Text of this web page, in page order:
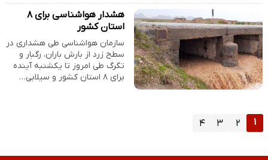
هشدار هواشناسی برای ۸
استان کشور
سازمان هواشناسی طی هشداری در
سطح زرد از بارش باران، رگبار و
تگرگ طی امروز تا یکشنبه آینده
برای ۸ استان کشور و سیلابی…
۱ ۲ ۳ ۴